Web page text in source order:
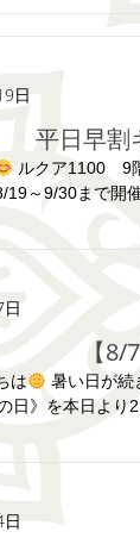
日
平日早
ルクア1100 9
19～9/30まで開
は 暑い日が続
日》を本日より